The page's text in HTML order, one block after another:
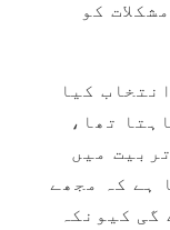
کو
کیا
تھا،
میں
ہے کہ مجھے
گی کیونکہ